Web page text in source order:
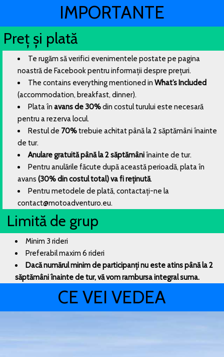
IMPORTANTE
Preț și plată
Te rugăm să verifici evenimentele postate pe pagina
noastră de Facebook pentru informații despre prețuri.
The contains everything mentioned in What’s Included
(accommodation, breakfast, dinner).
Plata în avans de 30%din costul turului este necesară
pentru a rezerva locul.
Restul de 70%trebuie achitat până la 2 săptămâni înainte
de tur.
Anulare gratuită până la 2 săptămâniînainte de tur.
Pentru anulările făcute după această perioadă, plata în
avans (30% din costul total) va fi reținută.
Pentru metodele de plată, contactați-ne la
contact@motoadventuro.eu.
Limită de grup
Minim 3 rideri
Preferabil maxim 6 rideri
Dacă numărul minim de participanți nu este atins până la 2
săptămâni înainte de tur, vă vom rambursa integral suma.
CE VEI VEDEA